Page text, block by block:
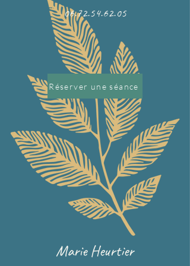
Marie Heurtier
06.72.54.62.05
Réserver une séance